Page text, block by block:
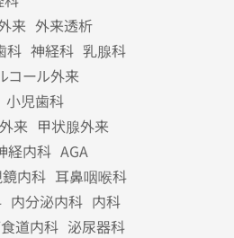
来 外来透析
科 神経科 乳腺科
コール外来
小児歯科
来 甲状腺外来
経内科 AGA
内科 耳鼻咽喉科
内分泌内科 内科
道内科 泌尿器科